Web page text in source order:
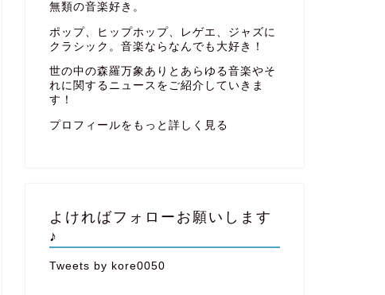
無類の音楽好き。
ポップ、ヒップホップ、レゲエ、ジャズに
クラシック。音楽ならなんでも大好き！
世の中の森羅万象ありとあらゆる音楽やそ
れに関するニュースをご紹介していきま
す！
プロフィールをもっと詳しく見る
よければフォローお願いします
♪
Tweets by kore0050